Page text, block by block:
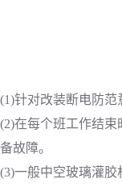
(1)针对改装断电防
(2)在每个班工作结束
备故障。
(3)一般中空玻璃灌